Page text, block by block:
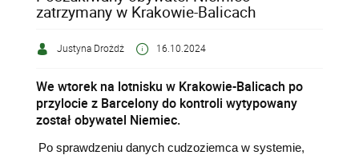
zatrzymany w Krakowie-Balicach
Justyna Drożdż 16.10.2024
We wtorek na lotnisku w Krakowie-Balicach po
przylocie z Barcelony do kontroli wytypowany
został obywatel Niemiec.
Po sprawdzeniu danych cudzoziemca w systemie,